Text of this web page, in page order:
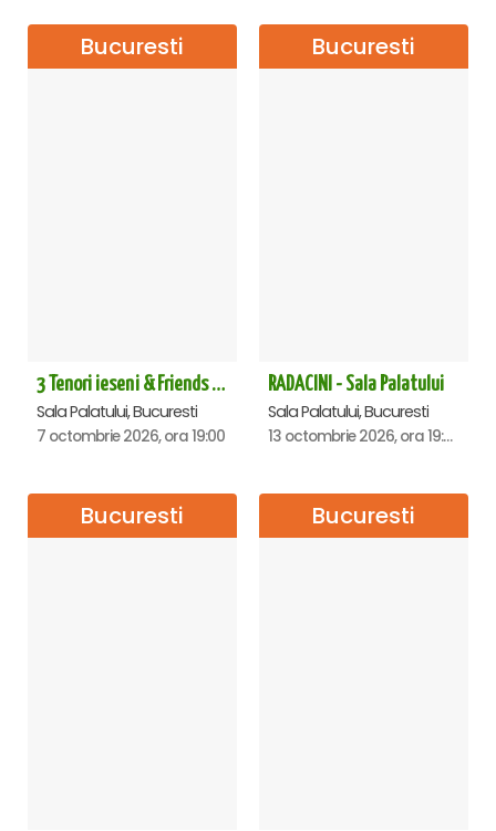
Bucuresti
3 Tenori ieseni & Friends - Sala Palatului
Sala Palatului, Bucuresti
7 octombrie 2026, ora 19:00
Bucuresti
RADACINI - Sala Palatului
Sala Palatului, Bucuresti
13 octombrie 2026, ora 19:00
Bucuresti Bucuresti